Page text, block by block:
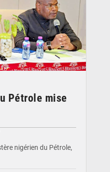
Pétrole mise
nigérien du Pétrole,